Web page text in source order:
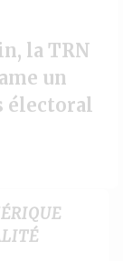
la TRN
un
électoral